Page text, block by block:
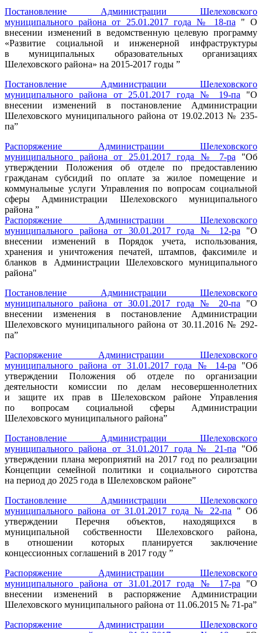
Постановление Администрации Шелеховского
муниципального района от 25.01.2017 года № 18-па " О
внесении изменений в ведомственную целевую программу
«Развитие социальной и инженерной инфраструктуры
в муниципальных образовательных организациях
Шелеховского района» на 2015-2017 годы ”
Постановление Администрации Шелеховского
муниципального района от 25.01.2017 года № 19-па "О
внесении изменений в постановление Администрации
Шелеховского муниципального района от 19.02.2013 № 235-
па”
Распоряжение Администрации Шелеховского
муниципального района от 25.01.2017 года № 7-ра "Об
утверждении Положения об отделе по предоставлению
гражданам субсидий по оплате за жилое помещение и
коммунальные услуги Управления по вопросам социальной
сферы Администрации Шелеховского муниципального
района ”
Распоряжение Администрации Шелеховского
муниципального района от 30.01.2017 года № 12-ра "О
внесении изменений в Порядок учета, использования,
хранения и уничтожения печатей, штампов, факсимиле и
бланков в Администрации Шелеховского муниципального
района"
Постановление Администрации Шелеховского
муниципального района от 30.01.2017 года № 20-па "О
внесении изменения в постановление Администрации
Шелеховского муниципального района от 30.11.2016 № 292-
па”
Распоряжение Администрации Шелеховского
муниципального района от 31.01.2017 года № 14-ра "Об
утверждении Положения об отделе по организации
деятельности комиссии по делам несовершеннолетних
и защите их прав в Шелеховском районе Управления
по вопросам социальной сферы Администрации
Шелеховского муниципального района”
Постановление Администрации Шелеховского
муниципального района от 31.01.2017 года № 21-па "Об
утверждении плана мероприятий на 2017 год по реализации
Концепции семейной политики и социального сиротства
на период до 2025 года в Шелеховском районе”
Постановление Администрации Шелеховского
муниципального района от 31.01.2017 года № 22-па " Об
утверждении Перечня объектов, находящихся в
муниципальной собственности Шелеховского района,
в отношении которых планируется заключение
концессионных соглашений в 2017 году ”
Распоряжение Администрации Шелеховского
муниципального района от 31.01.2017 года № 17-ра "О
внесении изменений в распоряжение Администрации
Шелеховского муниципального района от 11.06.2015 № 71-ра”
Распоряжение Администрации Шелеховского